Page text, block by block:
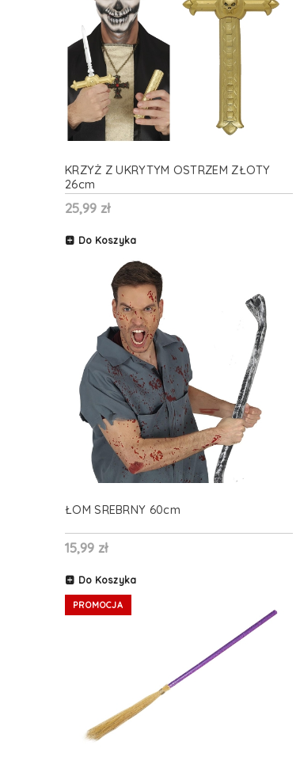
KRZYŻ Z UKRYTYM OSTRZEM ZŁOTY
26cm
25,99 zł
Do Koszyka
ŁOM SREBRNY 60cm
15,99 zł
Do Koszyka
PROMOCJA